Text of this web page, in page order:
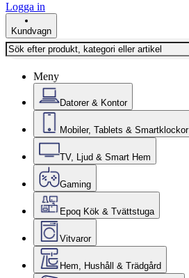
Logga in
Kundvagn
Meny
Datorer & Kontor
Mobiler, Tablets & Smartklockor
TV, Ljud & Smart Hem
Gaming
Epoq Kök & Tvättstuga
Vitvaror
Hem, Hushåll & Trädgård